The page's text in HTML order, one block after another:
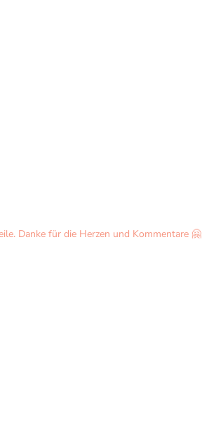
Danke für die Herzen und Kommentare 🤗